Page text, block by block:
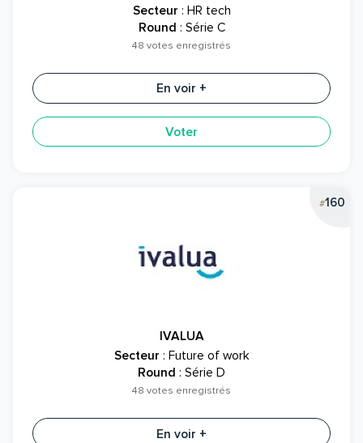
Secteur : HR tech
Round : Série C
48 votes enregistrés
En voir +
Voter
#160
IVALUA
Secteur : Future of work
Round : Série D
48 votes enregistrés
En voir +